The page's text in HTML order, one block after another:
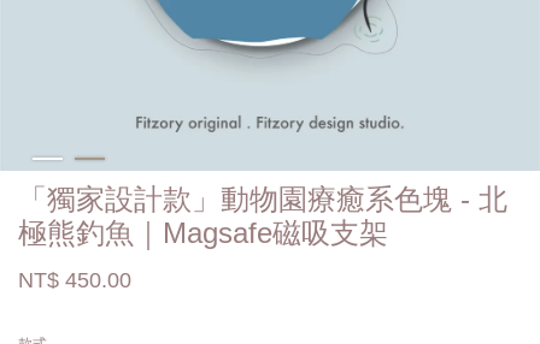
「獨家設計款」動物園療癒系色塊 - 北
極熊釣魚｜Magsafe磁吸支架
NT$ 450.00